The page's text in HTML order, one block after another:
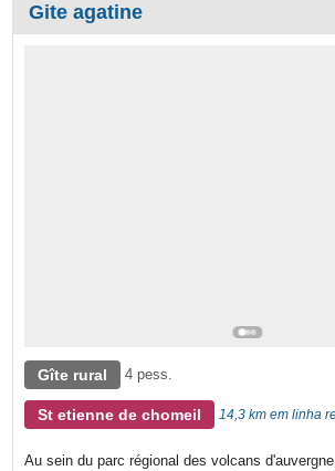
Gite agatine
Gîte rural 4 pess.
St etienne de chomeil 14,3 km em linha
Au sein du parc régional des volcans